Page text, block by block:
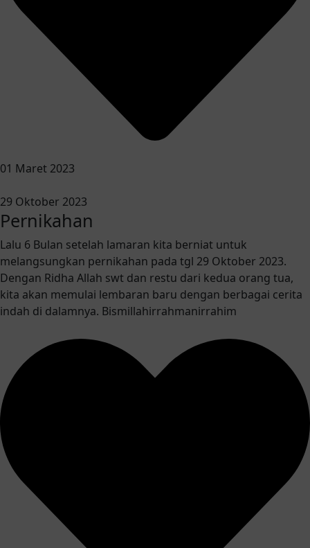
01 Maret 2023
29 Oktober 2023
Pernikahan
Lalu 6 Bulan setelah lamaran kita berniat untuk
melangsungkan pernikahan pada tgl 29 Oktober 2023.
Dengan Ridha Allah swt dan restu dari kedua orang tua,
kita akan memulai lembaran baru dengan berbagai cerita
indah di dalamnya. Bismillahirrahmanirrahim